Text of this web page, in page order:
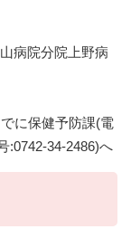
院分院上野病
に保健予防課(電
:0742-34-2486)へ